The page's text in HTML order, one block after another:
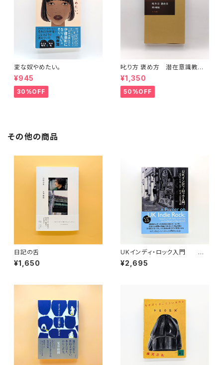
変な奴やめたい。
¥945
30%OFF
叱り方 褒め方 潜在意識教育
法叢書
¥1,350
50%OFF
その他の商品
日記の舌
¥1,650
UKインディ・ロック入門 ポ
スト・パンク、ギター・ポップ、スカ
とダブ編
¥2,695